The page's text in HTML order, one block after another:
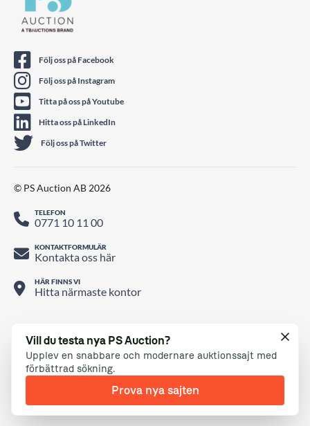
Vill du testa nya PS Auction?
Upplev en snabbare och modernare auktionssajt med
förbättrad sökning.
Prova nya sajten
Följ oss på Facebook
Följ oss på Instagram
Titta på oss på Youtube
Hitta oss på LinkedIn
Följ oss på Twitter
© PS Auction AB 2026
TELEFON
0771 10 11 00
KONTAKTFORMULÄR
Kontakta oss här
HÄR FINNS VI
Hitta närmaste kontor